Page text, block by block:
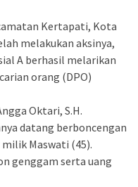
Kertapati, Kota
melakukan aksinya,
A berhasil melarikan
orang (DPO)
Oktari, S.H.
datang berboncengan
Maswati (45).
genggam serta uang